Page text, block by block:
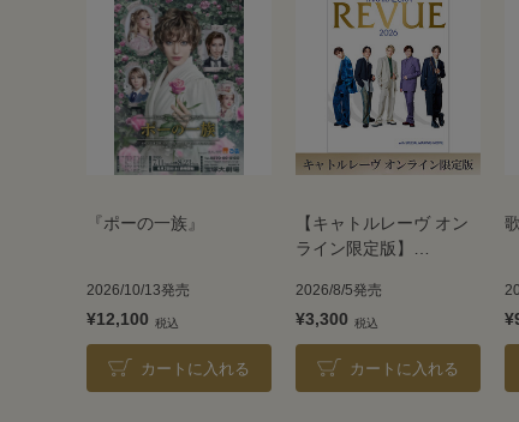
『ポーの一族』
2026/10/13発売
¥12,100
カートに入れる
【キャトルレーヴ オン
ライン限定版】
2026
2026/8/5発売
¥3,300
カートに入れる